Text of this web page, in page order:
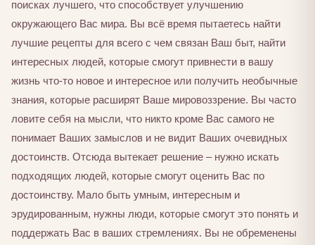
поисках лучшего, что способствует улучшению
окружающего Вас мира. Вы всё время пытаетесь найти
лучшие рецепты для всего с чем связан Ваш быт, найти
интересных людей, которые смогут привнести в вашу
жизнь что-то новое и интересное или получить необычные
знания, которые расширят Ваше мировоззрение. Вы часто
ловите себя на мысли, что никто кроме Вас самого не
понимает Ваших замыслов и не видит Ваших очевидных
достоинств. Отсюда вытекает решение – нужно искать
подходящих людей, которые смогут оценить Вас по
достоинству. Мало быть умным, интересным и
эрудированным, нужны люди, которые смогут это понять и
поддержать Вас в ваших стремлениях. Вы не обременены